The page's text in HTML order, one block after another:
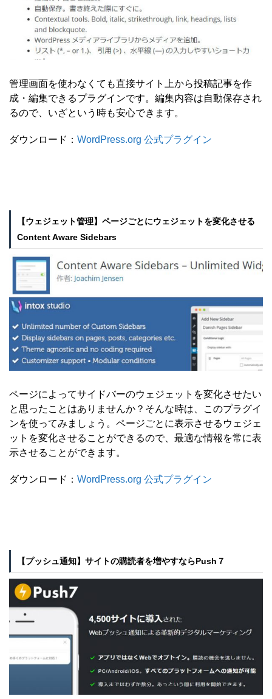
管理画面を使わなくても直接サイト上から投稿記事を作
成・編集できるプラグインです。編集内容は自動保存され
るので、いざという時も安心できます。
ダウンロード： WordPress.org 公式プラグイン
【ウェジェット管理】ページごとにウェジェットを変化させる
Content Aware Sidebars
ページによってサイドバーのウェジェットを変化させたい
と思ったことはありませんか？そんな時は、このプラグイ
ンを使ってみましょう。ページごとに表示させるウェジェ
ットを変化させることができるので、最適な情報を常に表
示させることができます。
ダウンロード： WordPress.org 公式プラグイン
【プッシュ通知】サイトの購読者を増やすならPush７